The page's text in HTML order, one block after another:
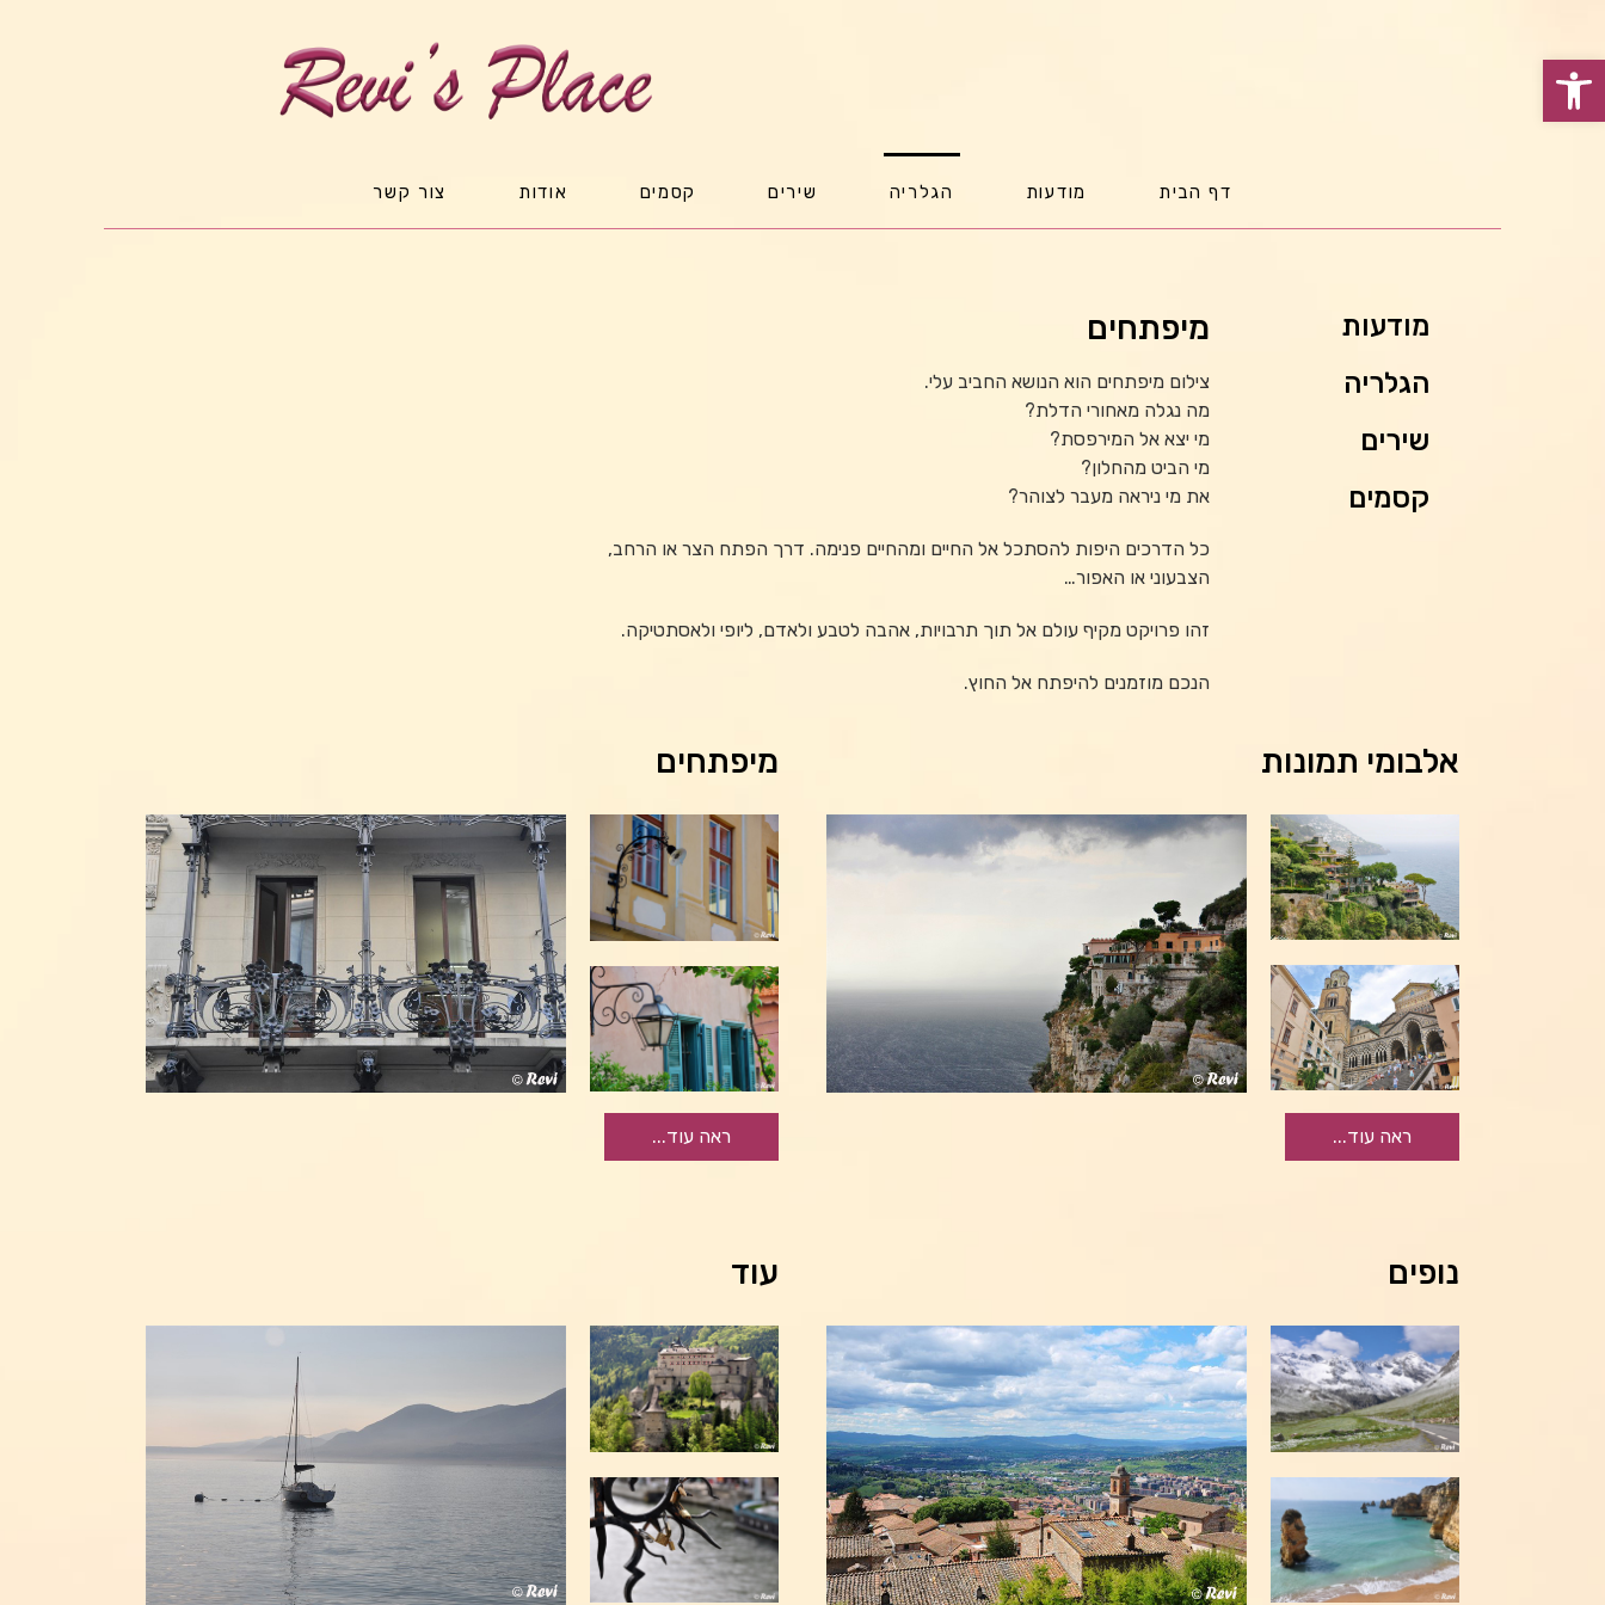
פתח סרגל נגישות
דף הבית מודעות הגלריה שירים קסמים אודות צור קשר
מיפתחים
צילום מיפתחים הוא הנושא החביב עלי.
מה נגלה מאחורי הדלת?
מי יצא אל המירפסת?
מי הביט מהחלון?
את מי ניראה מעבר לצוהר?
כל הדרכים היפות להסתכל אל החיים ומהחיים פנימה. דרך הפתח הצר או הרחב,
הצבעוני או האפור…
זהו פרויקט מקיף עולם אל תוך תרבויות, אהבה לטבע ולאדם, ליופי ולאסתטיקה.
הנכם מוזמנים להיפתח אל החוץ.
אלבומי תמונות
ראה עוד...
מיפתחים
ראה עוד...
נופים עוד
מודעות
הגלריה
שירים
קסמים